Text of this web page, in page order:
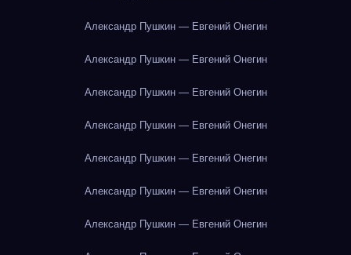
Александр Пушкин — Евгений Онегин
Александр Пушкин — Евгений Онегин
Александр Пушкин — Евгений Онегин
Александр Пушкин — Евгений Онегин
Александр Пушкин — Евгений Онегин
Александр Пушкин — Евгений Онегин
Александр Пушкин — Евгений Онегин